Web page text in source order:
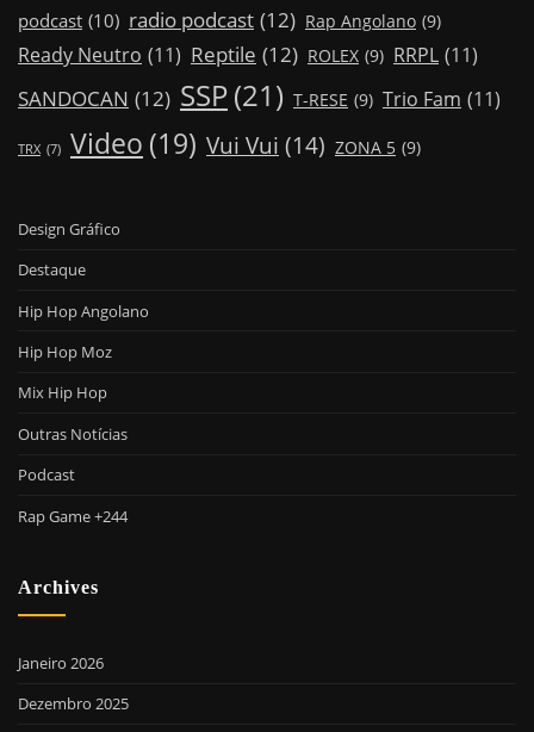
podcast (10) radio podcast (12) Rap Angolano (9)
Ready Neutro (11) Reptile (12) ROLEX (9) RRPL (11)
SANDOCAN (12) SSP(21) T-RESE (9) Trio Fam (11)
TRX (7) Video (19) Vui Vui (14) ZONA 5 (9)
Design Gráfico
Destaque
Hip Hop Angolano
Hip Hop Moz
Mix Hip Hop
Outras Notícias
Podcast
Rap Game +244
Archives
Janeiro 2026
Dezembro 2025